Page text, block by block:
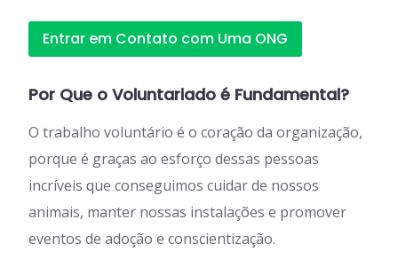
Entrar em Contato com Uma ONG
Por Que o Voluntariado é Fundamental?
O trabalho voluntário é o coração da organização,
porque é graças ao esforço dessas pessoas
incríveis que conseguimos cuidar de nossos
animais, manter nossas instalações e promover
eventos de adoção e conscientização.